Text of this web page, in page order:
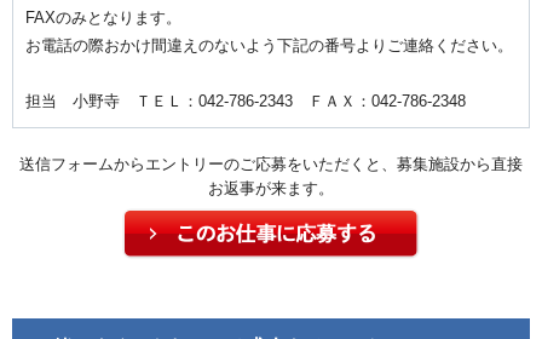
FAXのみとなります。
お電話の際おかけ間違えのないよう下記の番号よりご連絡ください。
担当 小野寺 ＴＥＬ：042-786-2343 ＦＡＸ：042-786-2348
送信フォームからエントリーのご応募をいただくと、募集施設から直接
お返事が来ます。